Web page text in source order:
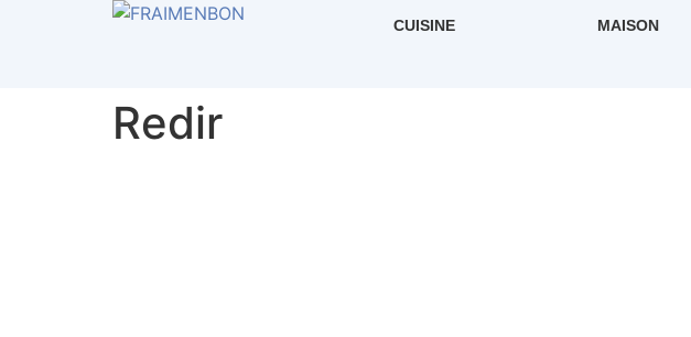
CUISINE MAISON
Redir